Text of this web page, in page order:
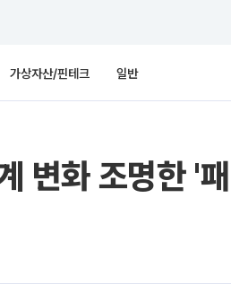
가상자산/핀테크 일반
변화 조명한 '